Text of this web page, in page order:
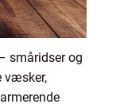
småridser og
væsker,